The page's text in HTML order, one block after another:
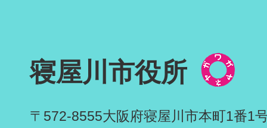
寝屋川市役所
〒572-8555大阪府寝屋川市本町1番1